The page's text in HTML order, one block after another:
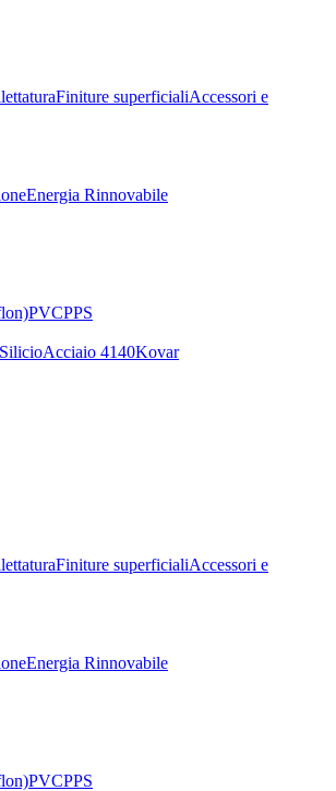
Finiture superficialiAccessori e
Energia Rinnovabile
PVCPPS
SilicioAcciaio 4140Kovar
Finiture superficialiAccessori e
Energia Rinnovabile
PVCPPS